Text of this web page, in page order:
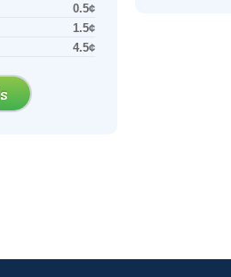
0.5¢
1.5¢
4.5¢